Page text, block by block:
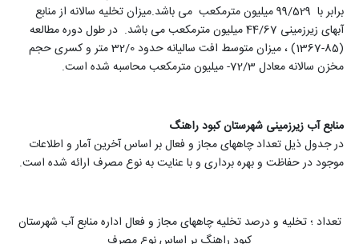
برابر با 99/529 میلیون مترمکعب می باشد.میزان تخلیه سالانه از منابع
آبهای زیرزمینی 44/67 میلیون مترمکعب می باشد. در طول دوره مطالعه
(85-1367) ، میزان متوسط افت سالیانه حدود 32/0 متر و کسری حجم
مخزن سالانه معادل 72/3- میلیون مترمکعب محاسبه شده است
.
منابع آب زیرزمینی شهرستان کبود راهنگ
در جدول ذیل تعداد چاههای مجاز و فعال بر اساس آخرین آمار و اطلاعات
موجود در حفاظت و بهره برداری و با عنایت به نوع مصرف ارائه شده است.
تعداد ؛ تخلیه و درصد تخلیه چاههای مجاز و فعال اداره منابع آب شهرستان